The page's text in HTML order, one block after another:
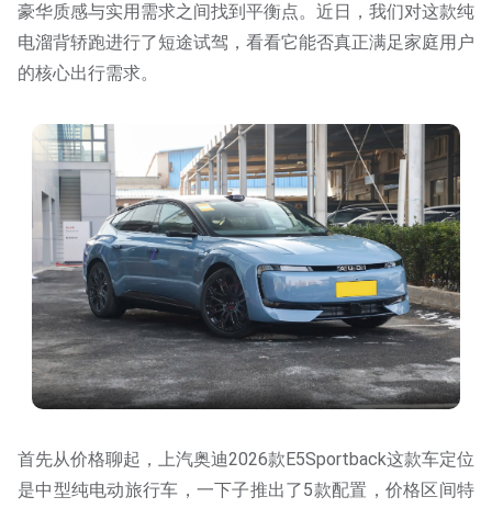
豪华质感与实用需求之间找到平衡点。近日，我们对这款纯
电溜背轿跑进行了短途试驾，看看它能否真正满足家庭用户
的核心出行需求。
首先从价格聊起，上汽奥迪2026款E5Sportback这款车定位
是中型纯电动旅行车，一下子推出了5款配置，价格区间特